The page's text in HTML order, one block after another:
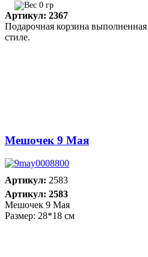
0 гр
Артикул: 2367
Подарочная корзина
стиле.
Мешочек 9 Мая
Артикул: 2583
Артикул: 2583
Мешочек 9 Мая
Размер: 28*18 см